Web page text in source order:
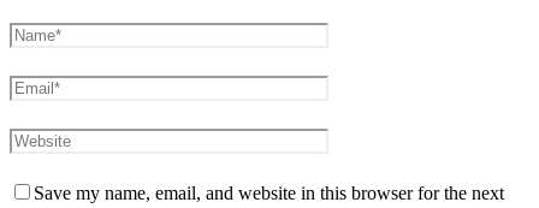
Save my name, email, and website in this browser for the next